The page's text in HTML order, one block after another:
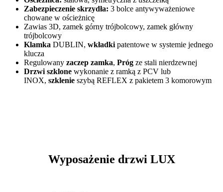
Zabezpieczenie skrzydła: 3 bolce antywyważeniowe
chowane w ościeżnicę
Zawias 3D, zamek górny trójbolcowy, zamek główny
trójbolcowy
Klamka DUBLIN, wkładki patentowe w systemie jednego
klucza
Regulowany zaczep zamka, Próg ze stali nierdzewnej
Drzwi szklone wykonanie z ramką z PCV lub
INOX, szklenie szybą REFLEX z pakietem 3 komorowym
Wyposażenie drzwi LUX